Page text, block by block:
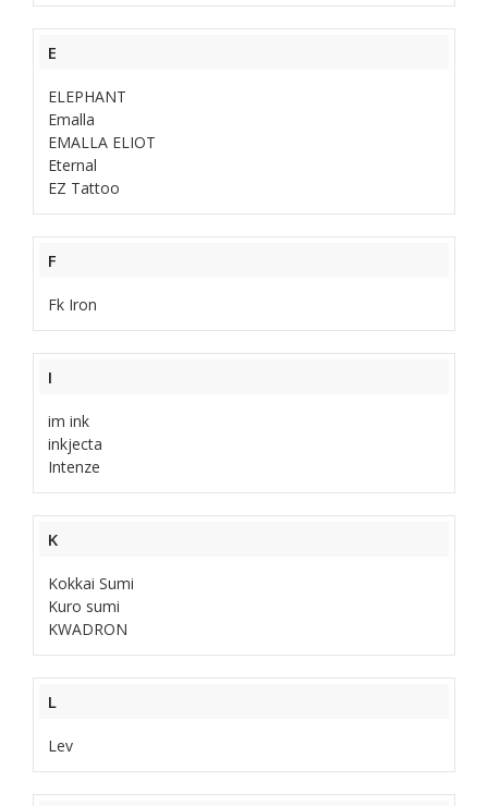
E
ELEPHANT
Emalla
EMALLA ELIOT
Eternal
EZ Tattoo
F
Fk Iron
I
im ink
inkjecta
Intenze
K
Kokkai Sumi
Kuro sumi
KWADRON
L
Lev